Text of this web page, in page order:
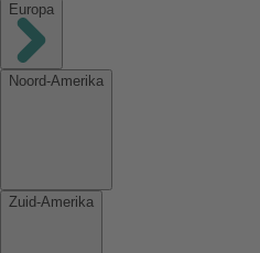
Europa
Noord-Amerika
Zuid-Amerika